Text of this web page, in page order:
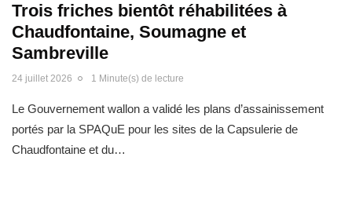
Trois friches bientôt réhabilitées à
Chaudfontaine, Soumagne et
Sambreville
24 juillet 2026 1 Minute(s) de lecture
Le Gouvernement wallon a validé les plans d’assainissement
portés par la SPAQuE pour les sites de la Capsulerie de
Chaudfontaine et du…